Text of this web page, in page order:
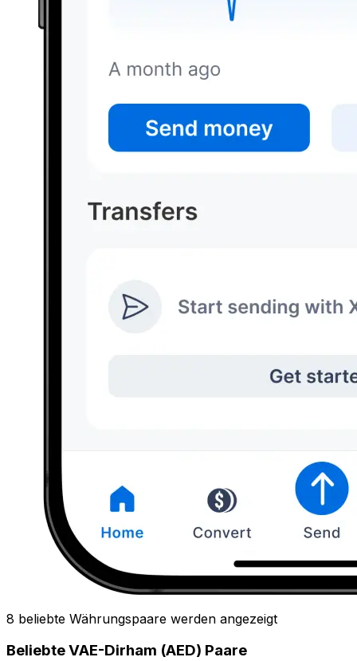
8 beliebte Währungspaare werden angezeigt
Beliebte VAE-Dirham (AED) Paare